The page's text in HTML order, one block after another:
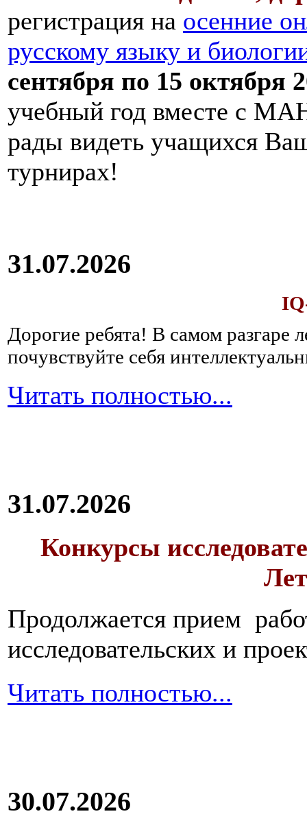
регистрация на осенние
русскому языку и
сентября по 15 октября
учебный год вместе с
рады видеть учащихся
турнирах!
31.07.2026
Дорогие ребята! В самом разгаре
почувствуйте себя
Читать полностью...
31.07.2026
Конкурсы
Продолжается прием
исследовательских и
Читать полностью...
30.07.2026